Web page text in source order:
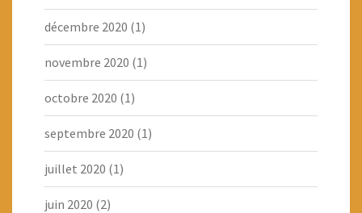
décembre 2020 (1)
novembre 2020 (1)
octobre 2020 (1)
septembre 2020 (1)
juillet 2020 (1)
juin 2020 (2)